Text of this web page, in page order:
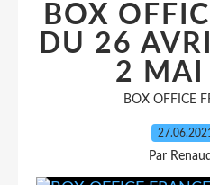
BOX
DU 26
2 MAI
BOX OFFICE
27.06.2021
Par